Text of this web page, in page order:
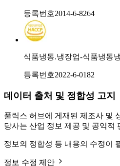
등록번호2014-6-8264
식품냉동.냉장업-식품냉동
등록번호2022-6-0182
데이터 출처 및 정합성 고지
풀릭스 허브에 게재된 제조사 및
당사는 산업 정보 제공 및 공익적
정보의 정합성 등 내용의 수정이
정보 수정 제안